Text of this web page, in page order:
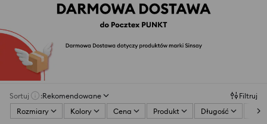
Sortuj :Rekomendowane
Filtruj
Rozmiary
Kolory Cena Produkt Długość